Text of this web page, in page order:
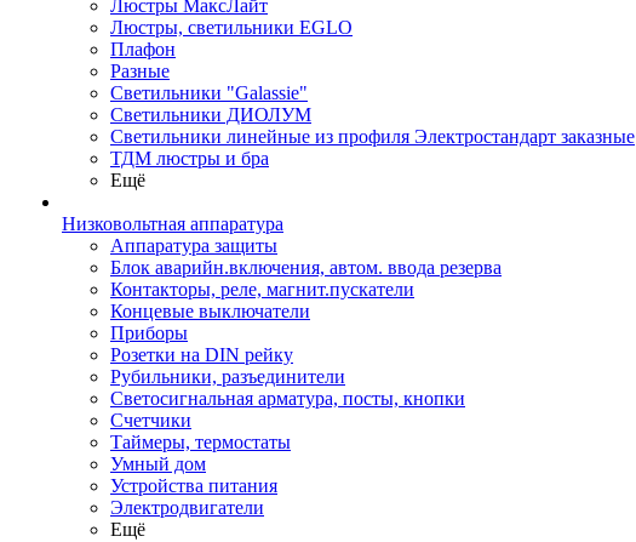
Люстры МаксЛайт
Люстры, светильники EGLO
Плафон
Разные
Светильники "Galassie"
Светильники ДИОЛУМ
Светильники линейные из профиля Электростандарт заказные
ТДМ люстры и бра
Ещё
Низковольтная аппаратура
Аппаратура защиты
Блок аварийн.включения, автом. ввода резерва
Контакторы, реле, магнит.пускатели
Концевые выключатели
Приборы
Розетки на DIN рейку
Рубильники, разъединители
Светосигнальная арматура, посты, кнопки
Счетчики
Таймеры, термостаты
Умный дом
Устройства питания
Электродвигатели
Ещё